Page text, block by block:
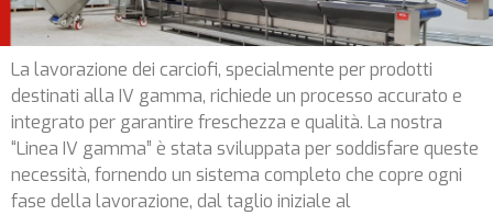
La lavorazione dei carciofi, specialmente per prodotti
destinati alla IV gamma, richiede un processo accurato e
integrato per garantire freschezza e qualità. La nostra
“Linea IV gamma” è stata sviluppata per soddisfare queste
necessità, fornendo un sistema completo che copre ogni
fase della lavorazione, dal taglio iniziale al